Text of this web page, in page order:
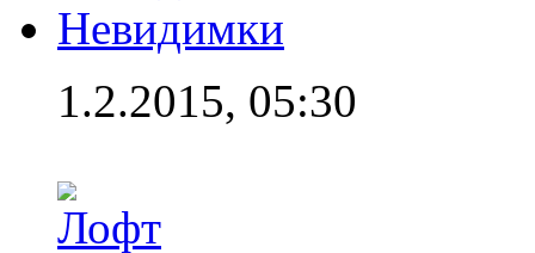
Невидимки
1.2.2015, 05:30